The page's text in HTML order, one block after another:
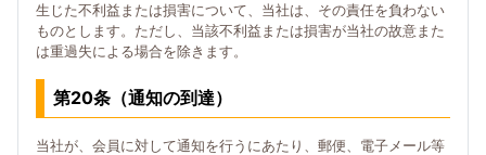
生じた不利益または損害について、当社は、その責任を負わない
ものとします。ただし、当該不利益または損害が当社の故意また
は重過失による場合を除きます。
第20条（通知の到達）
当社が、会員に対して通知を行うにあたり、郵便、電子メール等